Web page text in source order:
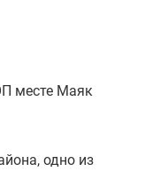
месте Маяк
одно из